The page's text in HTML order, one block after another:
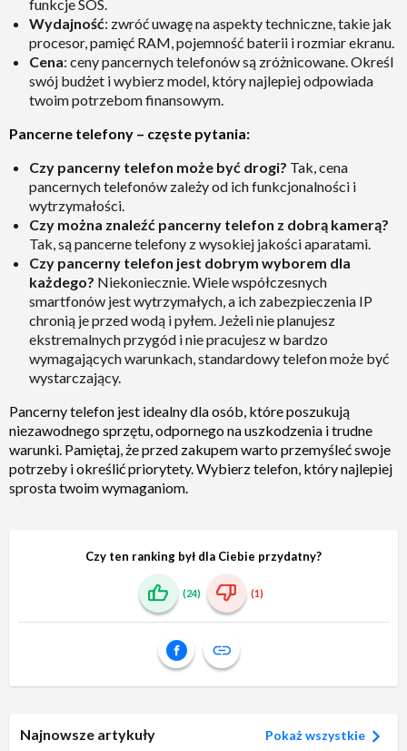
funkcje SOS.
Wydajność: zwróć uwagę na aspekty techniczne, takie jak
procesor, pamięć RAM, pojemność baterii i rozmiar ekranu.
Cena: ceny pancernych telefonów są zróżnicowane. Określ
swój budżet i wybierz model, który najlepiej odpowiada
twoim potrzebom finansowym.
Pancerne telefony – częste pytania:
Czy pancerny telefon może być drogi? Tak, cena
pancernych telefonów zależy od ich funkcjonalności i
wytrzymałości.
Czy można znaleźć pancerny telefon z dobrą kamerą?
Tak, są pancerne telefony z wysokiej jakości aparatami.
Czy pancerny telefon jest dobrym wyborem dla
każdego? Niekoniecznie. Wiele współczesnych
smartfonów jest wytrzymałych, a ich zabezpieczenia IP
chronią je przed wodą i pyłem. Jeżeli nie planujesz
ekstremalnych przygód i nie pracujesz w bardzo
wymagających warunkach, standardowy telefon może być
wystarczający.
Pancerny telefon jest idealny dla osób, które poszukują
niezawodnego sprzętu, odpornego na uszkodzenia i trudne
warunki. Pamiętaj, że przed zakupem warto przemyśleć swoje
potrzeby i określić priorytety. Wybierz telefon, który najlepiej
sprosta twoim wymaganiom.
Czy ten ranking był dla Ciebie przydatny?
(24) (1)
Najnowsze artykuły Pokaż wszystkie